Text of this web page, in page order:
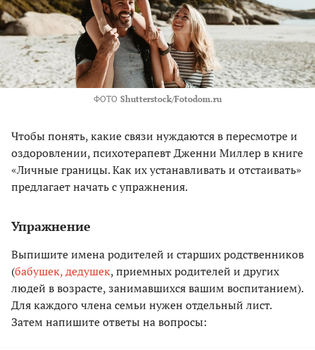
ФОТО Shutterstock/Fotodom.ru
Чтобы понять, какие связи нуждаются в пересмотре и
оздоровлении, психотерапевт Дженни Миллер в книге
«Личные границы. Как их устанавливать и отстаивать»
предлагает начать с упражнения.
Упражнение
Выпишите имена родителей и старших родственников
(бабушек, дедушек, приемных родителей и других
людей в возрасте, занимавшихся вашим воспитанием).
Для каждого члена семьи нужен отдельный лист.
Затем напишите ответы на вопросы: